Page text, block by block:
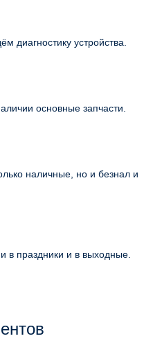
диагностику устройства.
основные запчасти.
наличные, но и безнал и
в праздники и в выходные.